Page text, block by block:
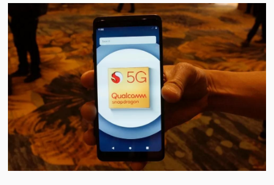
评
测
频
科